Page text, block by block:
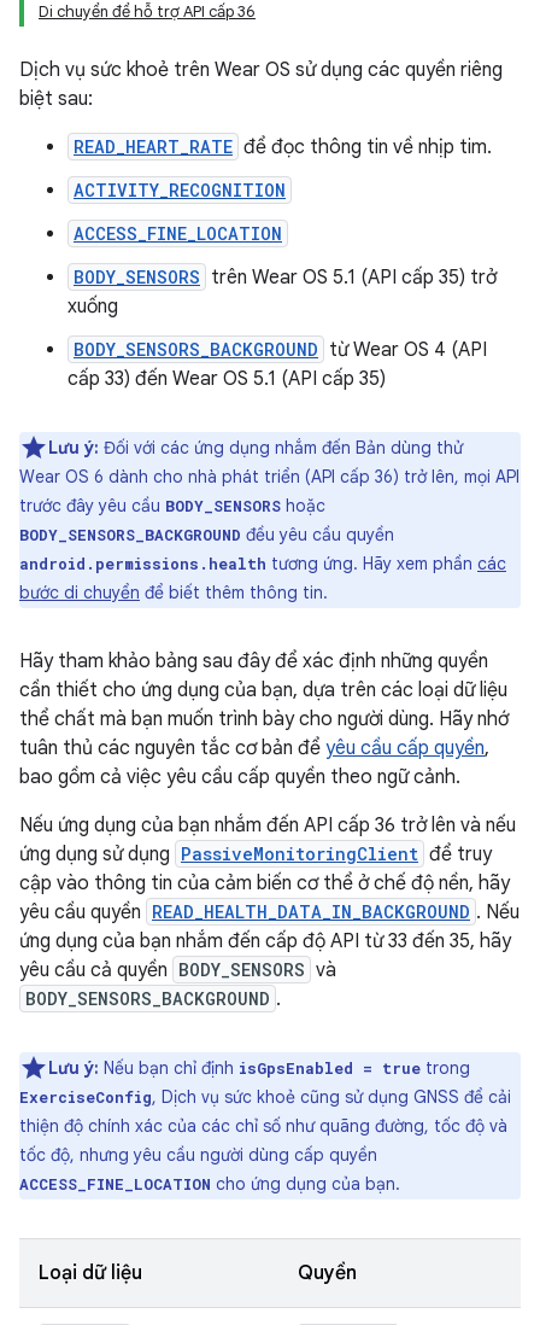
Di chuyển để hỗ trợ API cấp 36
Dịch vụ sức khoẻ trên Wear OS sử dụng các quyền riêng
biệt sau:
READ_HEART_RATE để đọc thông tin về nhịp tim.
ACTIVITY_RECOGNITION
ACCESS_FINE_LOCATION
BODY_SENSORS trên Wear OS 5.1 (API cấp 35) trở
xuống
BODY_SENSORS_BACKGROUND từ Wear OS 4 (API
cấp 33) đến Wear OS 5.1 (API cấp 35)
Lưu ý: Đối với các ứng dụng nhắm đến Bản dùng thử
Wear OS 6 dành cho nhà phát triển (API cấp 36) trở lên, mọi API
trước đây yêu cầu BODY_SENSORS hoặc
BODY_SENSORS_BACKGROUND đều yêu cầu quyền
android.permissions.health tương ứng. Hãy xem phần các
bước di chuyển để biết thêm thông tin.
Hãy tham khảo bảng sau đây để xác định những quyền
cần thiết cho ứng dụng của bạn, dựa trên các loại dữ liệu
thể chất mà bạn muốn trình bày cho người dùng. Hãy nhớ
tuân thủ các nguyên tắc cơ bản để yêu cầu cấp quyền,
bao gồm cả việc yêu cầu cấp quyền theo ngữ cảnh.
Nếu ứng dụng của bạn nhắm đến API cấp 36 trở lên và nếu
ứng dụng sử dụng PassiveMonitoringClient để truy
cập vào thông tin của cảm biến cơ thể ở chế độ nền, hãy
yêu cầu quyền READ_HEALTH_DATA_IN_BACKGROUND . Nếu
ứng dụng của bạn nhắm đến cấp độ API từ 33 đến 35, hãy
yêu cầu cả quyền BODY_SENSORS và
BODY_SENSORS_BACKGROUND .
Lưu ý: Nếu bạn chỉ định isGpsEnabled = true trong
ExerciseConfig, Dịch vụ sức khoẻ cũng sử dụng GNSS để cải
thiện độ chính xác của các chỉ số như quãng đường, tốc độ và
tốc độ, nhưng yêu cầu người dùng cấp quyền
ACCESS_FINE_LOCATION cho ứng dụng của bạn.
Loại dữ liệu Quyền